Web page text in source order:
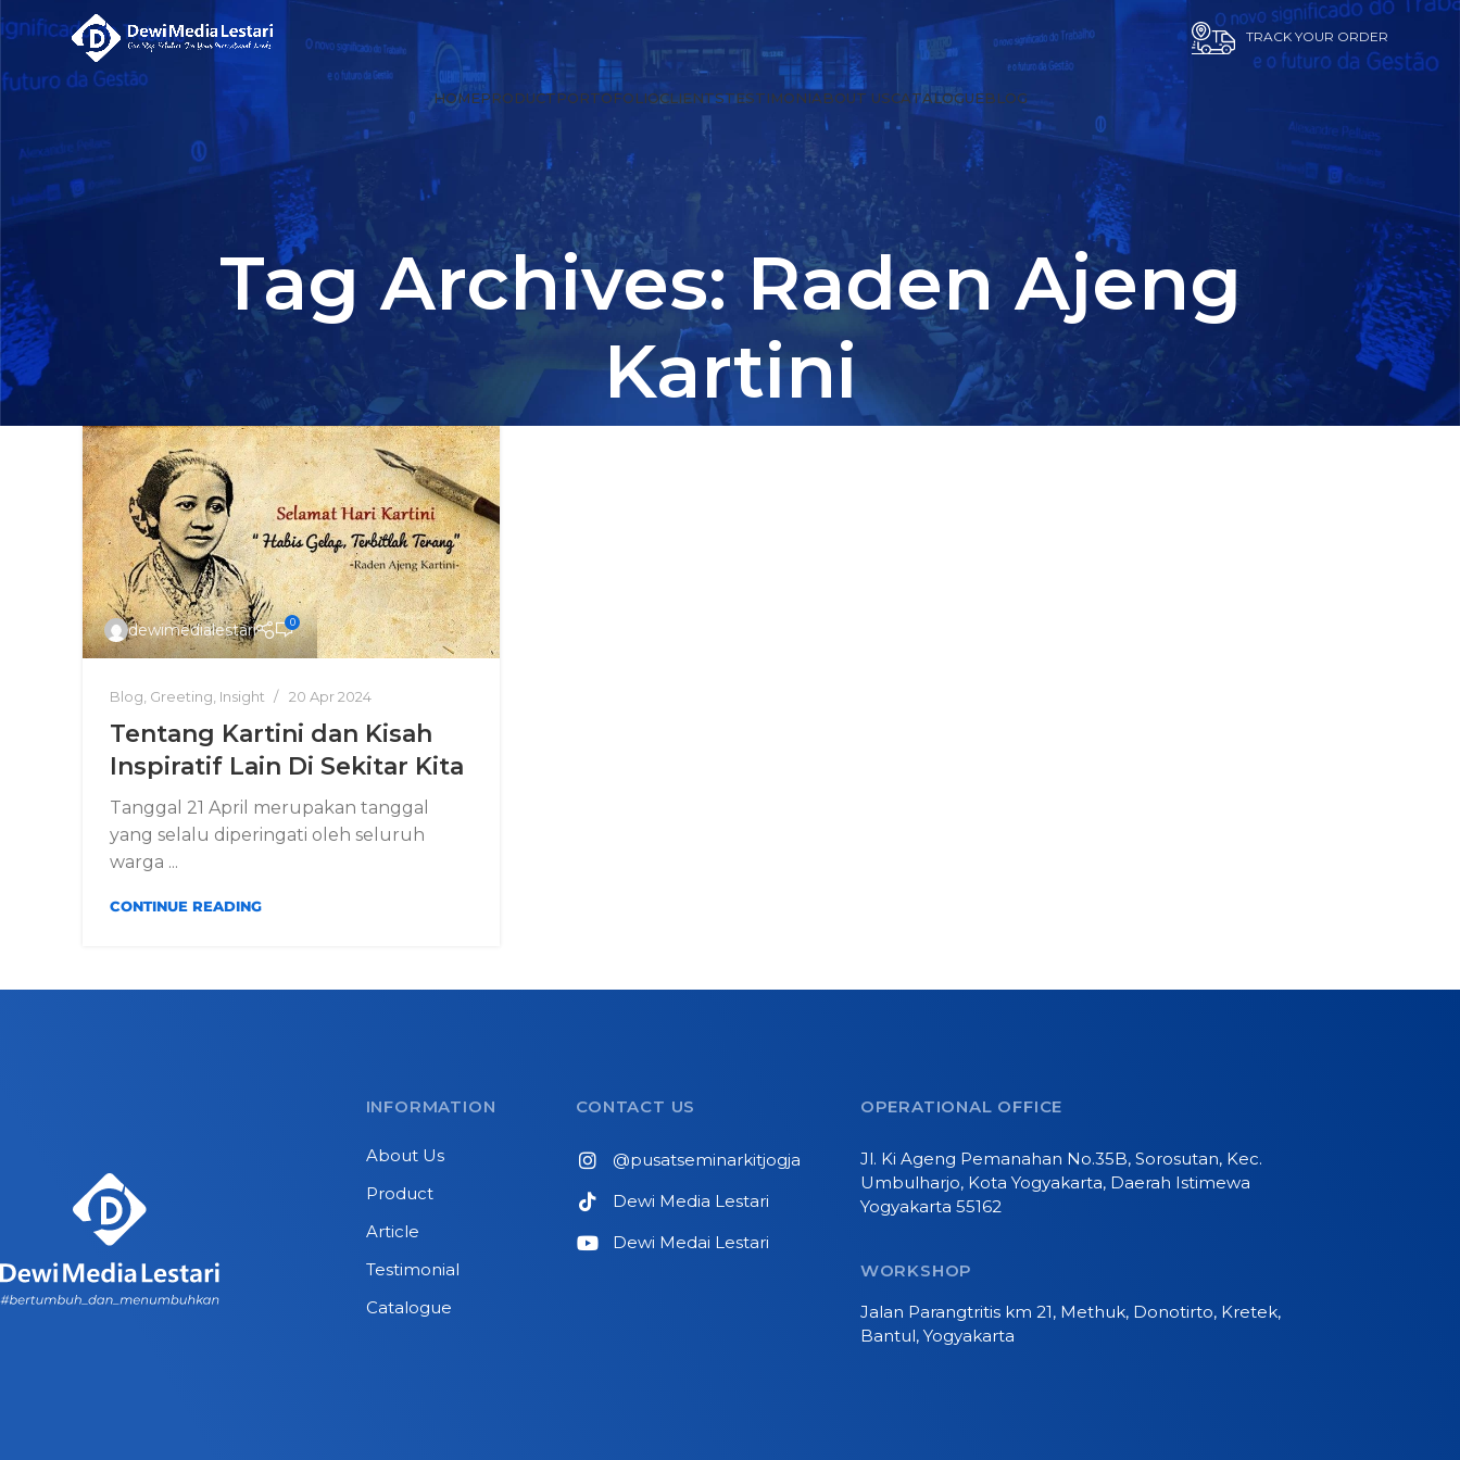
TRACK YOUR ORDER
HOMEPRODUCTPORTOFOLIOCLIENTSTESTIMONIABOUT USCATALOGUEBLOG
Tag Archives: Raden Ajeng
Kartini
dewimedialestari 0
Blog Greeting Insight 20 Apr 2024
Tentang Kartini dan Kisah
Inspiratif Lain Di Sekitar Kita
Tanggal 21 April merupakan tanggal
yang selalu diperingati oleh seluruh
warga ...
CONTINUE READING
INFORMATION
About Us
Product
Article
Testimonial
Catalogue
CONTACT US
@pusatseminarkitjogja
Dewi Media Lestari
Dewi Medai Lestari
OPERATIONAL OFFICE
Jl. Ki Ageng Pemanahan No.35B, Sorosutan, Kec.
Umbulharjo, Kota Yogyakarta, Daerah Istimewa
Yogyakarta 55162
WORKSHOP
Jalan Parangtritis km 21, Methuk, Donotirto, Kretek,
Bantul, Yogyakarta